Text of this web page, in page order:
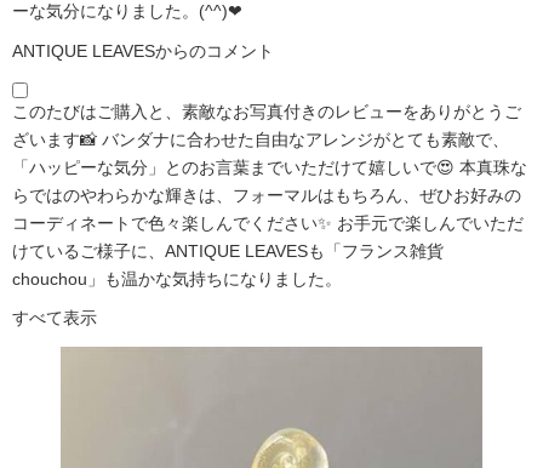
ーな気分になりました。(^^)❤
ANTIQUE LEAVESからのコメント
このたびはご購入と、素敵なお写真付きのレビューをありがとうご
ざいます📸 バンダナに合わせた自由なアレンジがとても素敵で、
「ハッピーな気分」とのお言葉までいただけて嬉しいで😍 本真珠な
らではのやわらかな輝きは、フォーマルはもちろん、ぜひお好みの
コーディネートで色々楽しんでください✨ お手元で楽しんでいただ
けているご様子に、ANTIQUE LEAVESも「フランス雑貨
chouchou」も温かな気持ちになりました。
すべて表示